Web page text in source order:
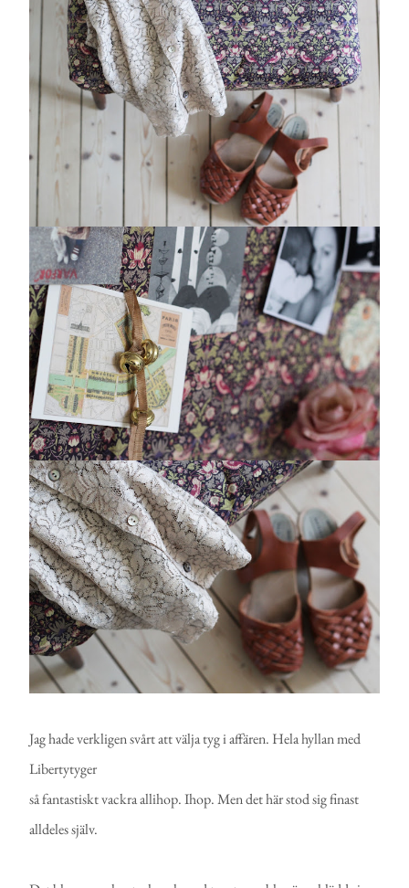
Jag hade verkligen svårt att välja tyg i affären. Hela hyllan med
Libertytyger
så fantastiskt vackra allihop. Ihop. Men det här stod sig finast
alldeles själv.